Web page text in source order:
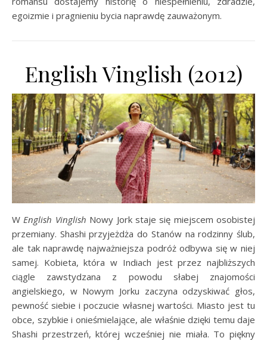
egoizmie i pragnieniu bycia naprawdę zauważonym.
English Vinglish (2012)
WEnglish Vinglish Nowy Jork staje się miejscem osobistej
przemiany. Shashi przyjeżdża do Stanów na rodzinny ślub,
ale tak naprawdę najważniejsza podróż odbywa się w niej
samej. Kobieta, która w Indiach jest przez najbliższych
ciągle zawstydzana z powodu słabej znajomości
angielskiego, w Nowym Jorku zaczyna odzyskiwać głos,
pewność siebie i poczucie własnej wartości. Miasto jest tu
obce, szybkie i onieśmielające, ale właśnie dzięki temu daje
Shashi przestrzeń, której wcześniej nie miała. To piękny